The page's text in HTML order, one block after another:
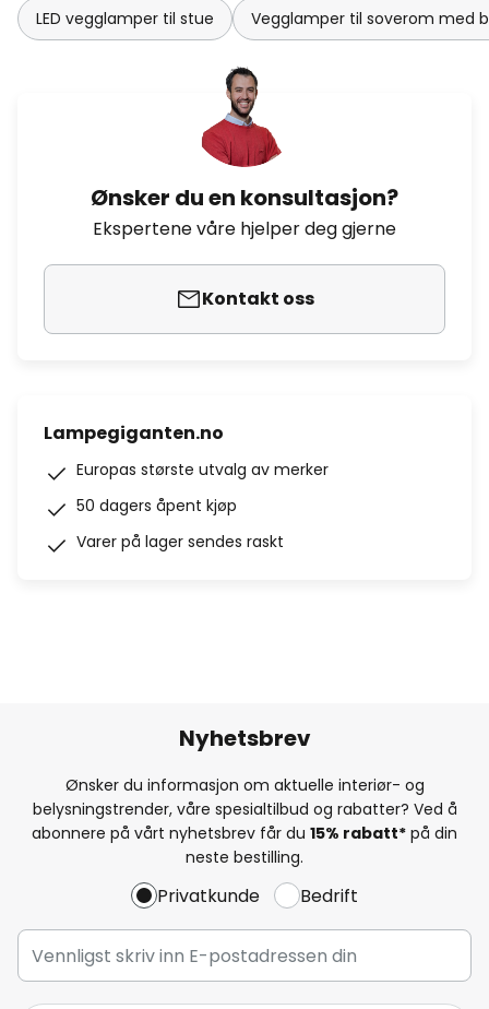
LED vegglamper til stue Vegglamper til soverom med
Ønsker du en konsultasjon?
Ekspertene våre hjelper deg gjerne
Kontakt oss
Lampegiganten.no
Europas største utvalg av merker
50 dagers åpent kjøp
Varer på lager sendes raskt
Nyhetsbrev
Ønsker du informasjon om aktuelle interiør- og
belysningstrender, våre spesialtilbud og rabatter? Ved å
abonnere på vårt nyhetsbrev får du 15% rabatt* på din
neste bestilling.
Privatkunde Bedrift